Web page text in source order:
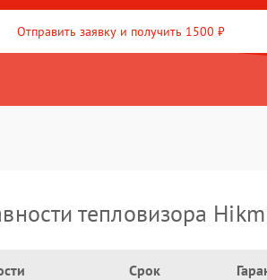
Отправить заявку и получить 1500 ₽
тепловизора
Срок